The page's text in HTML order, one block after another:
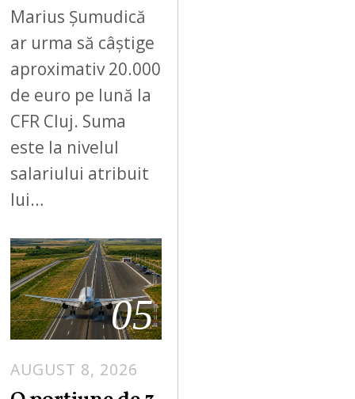
Marius Șumudică
ar urma să câștige
aproximativ 20.000
de euro pe lună la
CFR Cluj. Suma
este la nivelul
salariului atribuit
lui…
05
AUGUST 8, 2026
U